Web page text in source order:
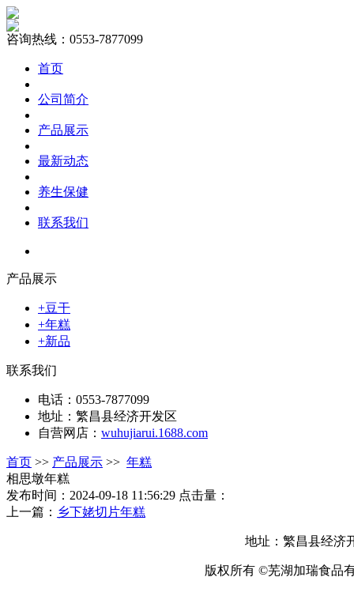
咨询热线：0553-7877099
首页
公司简介
产品展示
最新动态
养生保健
联系我们
产品展示
+豆干
+年糕
+新品
联系我们
电话：0553-7877099
地址：繁昌县经济开发区
自营网店： wuhujiarui.1688.com
首页 >> 产品展示 >> 年糕
相思墩年糕
发布时间：2024-09-18 11:56:29 点击量：
上一篇： 乡下姥切片年糕
地址：繁昌县经
版权所有 ©芜湖加瑞食品